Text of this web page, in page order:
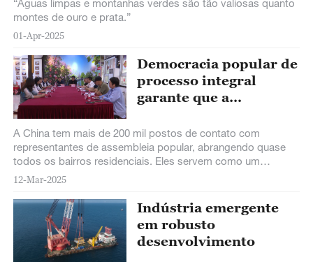
“Águas limpas e montanhas verdes são tão valiosas quanto
montes de ouro e prata.”
01-Apr-2025
Democracia popular de
processo integral
garante que a
sempre corresponderá
aos interesses e
desejos do povo
A China tem mais de 200 mil postos de contato com
representantes de assembleia popular, abrangendo quase
todos os bairros residenciais. Eles servem como um
importante meio para os moradores entrarem
12-Mar-2025
Indústria emergente
em robusto
desenvolvimento